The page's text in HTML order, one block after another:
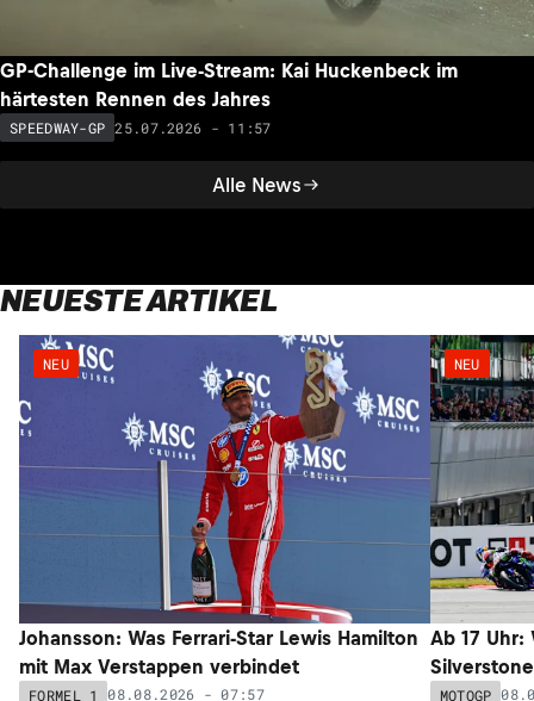
Alle News
GP-Challenge im Live-Stream: Kai Huckenbeck im
härtesten Rennen des Jahres
SPEEDWAY-GP 25.07.2026 - 11:57
NEUESTE ARTIKEL
NEU
Johansson: Was Ferrari-Star Lewis Hamilton
mit Max Verstappen verbindet
FORMEL 1 08.08.2026 - 07:57
NEU
Ab 17 Uhr:
MOTOGP